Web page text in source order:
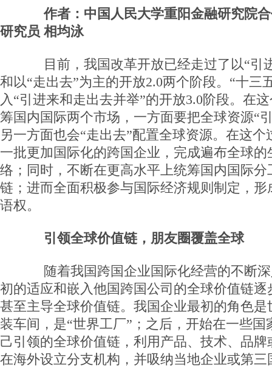
作者：中国人民大学重阳金融研究院
研究员 相均泳
目前，我国改革开放已经走过了以“引
和以“走出去”为主的开放2.0两个阶段。“十三
入“引进来和走出去并举”的开放3.0阶段。在
筹国内国际两个市场，一方面要把全球资源“
另一方面也会“走出去”配置全球资源。在这
一批更加国际化的跨国企业，完成遍布全球
络；同时，不断在更高水平上统筹国内国际
链；进而全面积极参与国际经济规则制定，
语权。
引领全球价值链，朋友圈覆盖全球
随着我国跨国企业国际化经营的不断深
初的适应和嵌入他国跨国公司的全球价值链
甚至主导全球价值链。我国企业最初的角色
装车间，是“世界工厂”；之后，开始在一些
己引领的全球价值链，利用产品、技术、品
在海外设立分支机构，并吸纳当地企业或第